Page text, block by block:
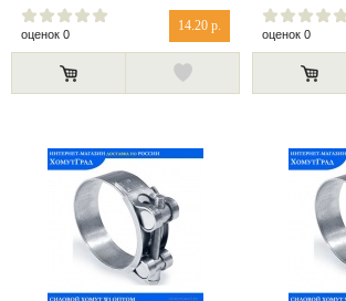
14.20 р.
оценок 0 оценок 0